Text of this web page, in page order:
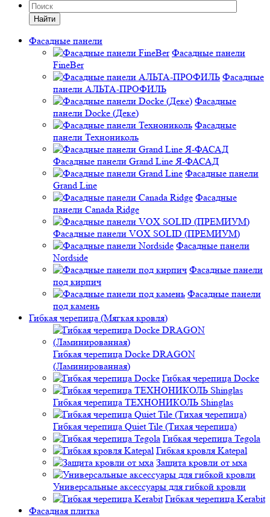
Найти
Фасадные панели
Фасадные панели
FineBer
Фасадные
панели АЛЬТА-ПРОФИЛЬ
Фасадные
панели Docke (Деке)
Фасадные
панели Технониколь
Фасадные панели Grand Line Я-ФАСАД
Фасадные панели
Grand Line
Фасадные
панели Canada Ridge
Фасадные панели VOX SOLID (ПРЕМИУМ)
Фасадные панели
Nordside
Фасадные панели
под кирпич
Фасадные панели
под камень
Гибкая черепица (Мягкая кровля)
Гибкая черепица Docke DRAGON
(Ламинированная)
Гибкая черепица Docke
Гибкая черепица ТЕХНОНИКОЛЬ Shinglas
Гибкая черепица Quiet Tile (Тихая черепица)
Гибкая черепица Tegola
Гибкая кровля Katepal
Защита кровли от мха
Универсальные аксессуары для гибкой кровли
Гибкая черепица Kerabit
Фасадная плитка